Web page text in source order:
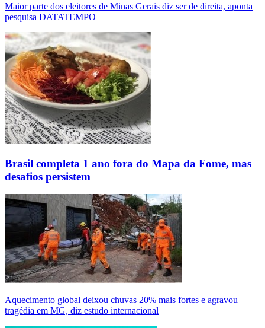
Maior parte dos eleitores de Minas Gerais diz ser de direita, aponta
pesquisa DATATEMPO
Brasil completa 1 ano fora do Mapa da Fome, mas
desafios persistem
Aquecimento global deixou chuvas 20% mais fortes e agravou
tragédia em MG, diz estudo internacional